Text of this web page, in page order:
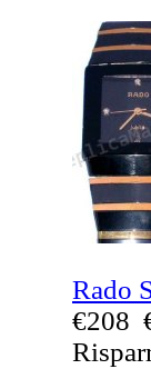
Rado
€208